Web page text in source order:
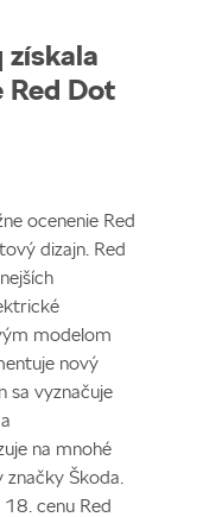
získala
Red Dot
ocenenie Red
dizajn. Red
modelom
nový
sa vyznačuje
na mnohé
značky Škoda.
cenu Red